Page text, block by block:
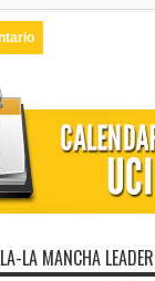
LA MANCHA